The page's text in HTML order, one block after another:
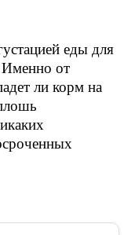
еды для
от
ли корм на